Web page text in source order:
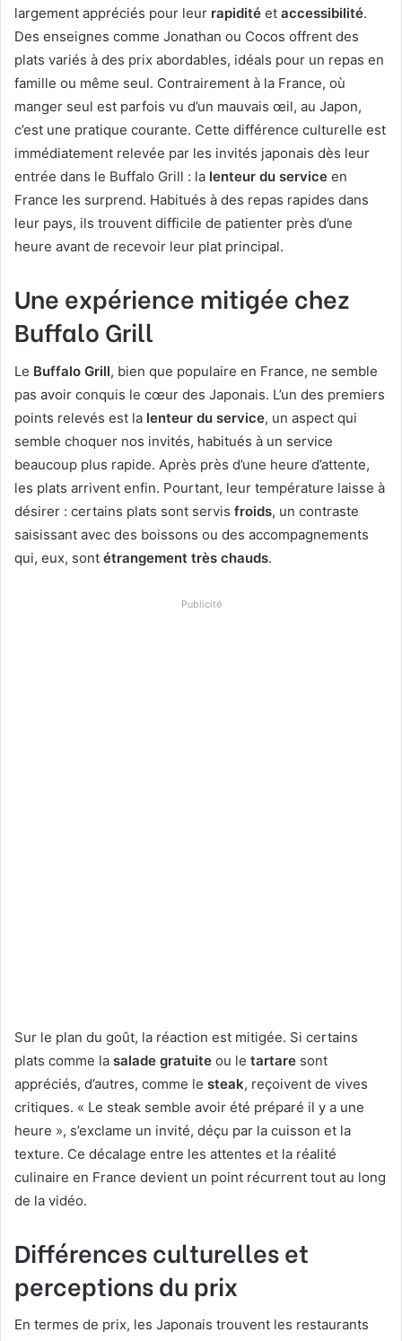
largement appréciés pour leur rapidité et accessibilité.
Des enseignes comme Jonathan ou Cocos offrent des
plats variés à des prix abordables, idéals pour un repas en
famille ou même seul. Contrairement à la France, où
manger seul est parfois vu d’un mauvais œil, au Japon,
c’est une pratique courante. Cette différence culturelle est
immédiatement relevée par les invités japonais dès leur
entrée dans le Buffalo Grill : la lenteur du service en
France les surprend. Habitués à des repas rapides dans
leur pays, ils trouvent difficile de patienter près d’une
heure avant de recevoir leur plat principal.
Une expérience mitigée chez
Buffalo Grill
Le Buffalo Grill, bien que populaire en France, ne semble
pas avoir conquis le cœur des Japonais. L’un des premiers
points relevés est la lenteur du service, un aspect qui
semble choquer nos invités, habitués à un service
beaucoup plus rapide. Après près d’une heure d’attente,
les plats arrivent enfin. Pourtant, leur température laisse à
désirer : certains plats sont servis froids, un contraste
saisissant avec des boissons ou des accompagnements
qui, eux, sont étrangement très chauds.
Publicité
Sur le plan du goût, la réaction est mitigée. Si certains
plats comme la salade gratuite ou le tartare sont
appréciés, d’autres, comme le steak, reçoivent de vives
critiques. « Le steak semble avoir été préparé il y a une
heure », s’exclame un invité, déçu par la cuisson et la
texture. Ce décalage entre les attentes et la réalité
culinaire en France devient un point récurrent tout au long
de la vidéo.
Différences culturelles et
perceptions du prix
En termes de prix, les Japonais trouvent les restaurants